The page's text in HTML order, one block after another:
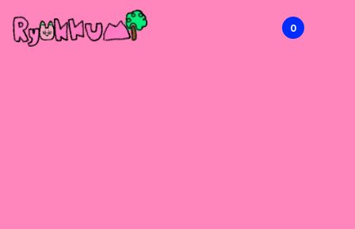
RYOKKUMi 0